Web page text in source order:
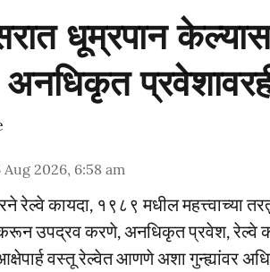
धूम्रपान
अनधिकृत
Aug 2026, 6:58 am
रेल्वे कायदा, १९८९ मधील महत्त्वाच्या
करून उपद्रव करणे, अनधिकृत प्रवेश, रेल्वे
वस्तू रेल्वेत आणणे अशा गुन्ह्यांवर